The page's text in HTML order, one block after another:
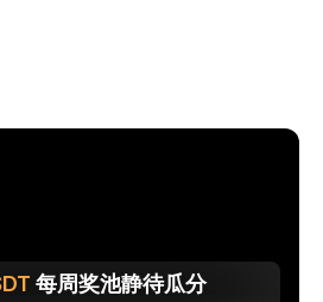
每周奖池静待瓜分